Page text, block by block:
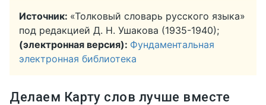
Источник: «Толковый словарь русского языка»
под редакцией Д. Н. Ушакова (1935-1940);
(электронная версия): Фундаментальная
электронная библиотека
Делаем Карту слов лучше вместе